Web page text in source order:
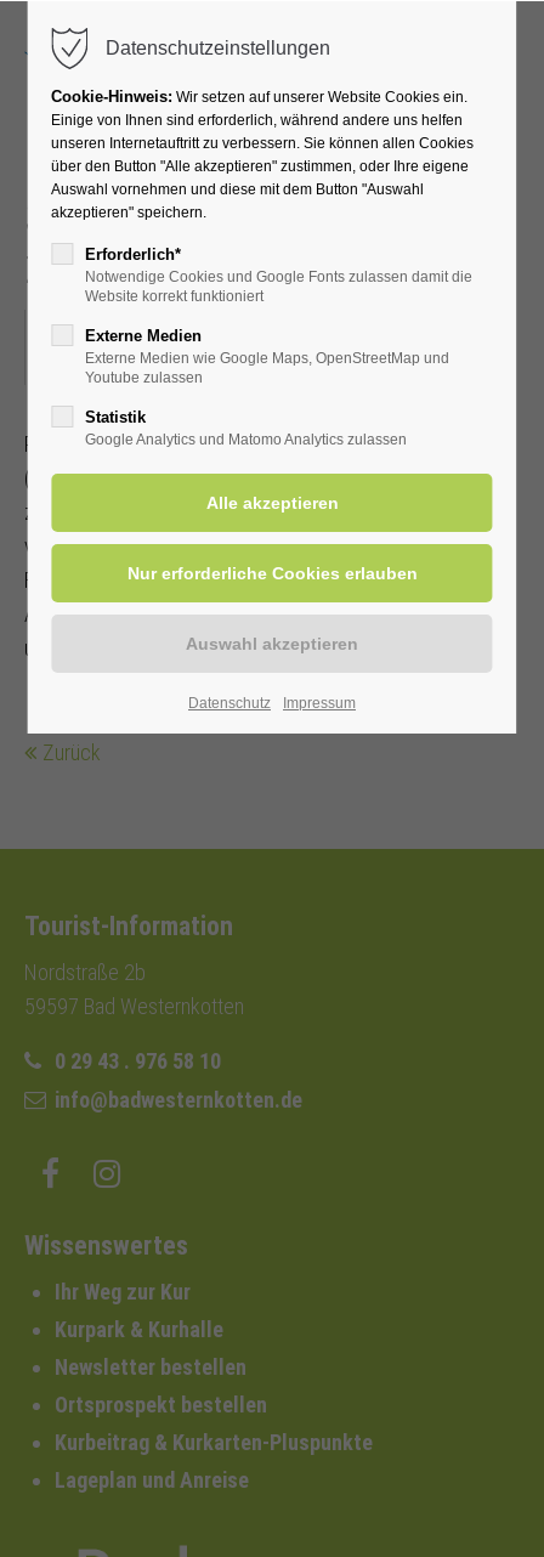
Radwanderung mit dem
SGV - Rund um Geseke -
zwischendurch Einkehr
26.04.2025, 13:30–18:00
ORT: TREFFPUNKT MARKTPLATZ IN ERWITTE
Radwanderung mit dem Sauerländischen Gebirgsverein
(Streckenlänge 35-50 km)
zwischendurch Einkehr. Jeder Teilnehmer sorgt für ein
verkehrssicheres
Fahrrad mit Ersatzschlauch, Schloss und Werkzeug.
Angepasste Kleidung, Regenschutz
und Fahrradhelm werden empfohlen.
Zurück
Tourist-Information
Nordstraße 2b
59597 Bad Westernkotten
0 29 43 . 976 58 10
info@badwesternkotten.de
Wissenswertes
Ihr Weg zur Kur
Kurpark & Kurhalle
Newsletter bestellen
Ortsprospekt bestellen
Kurbeitrag & Kurkarten-Pluspunkte
Lageplan und Anreise
Datenschutzeinstellungen
Cookie-Hinweis: Wir setzen auf unserer Website Cookies ein.
Einige von Ihnen sind erforderlich, während andere uns helfen
unseren Internetauftritt zu verbessern. Sie können allen Cookies
über den Button "Alle akzeptieren" zustimmen, oder Ihre eigene
Auswahl vornehmen und diese mit dem Button "Auswahl
akzeptieren" speichern.
Erforderlich*
Notwendige Cookies und Google Fonts zulassen damit die
Website korrekt funktioniert
Externe Medien
Externe Medien wie Google Maps, OpenStreetMap und
Youtube zulassen
Statistik
Google Analytics und Matomo Analytics zulassen
Datenschutz Impressum